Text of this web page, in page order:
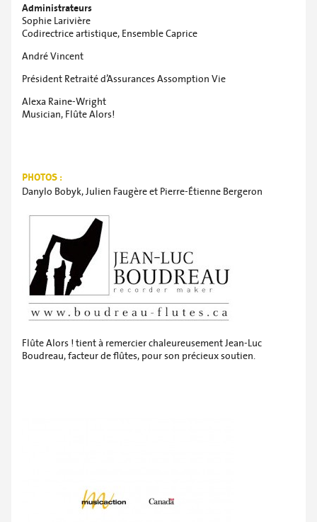
Administrateurs
Sophie Larivière
Codirectrice artistique, Ensemble Caprice
André Vincent
Président Retraité d’Assurances Assomption Vie
Alexa Raine-Wright
Musician, Flûte Alors!
PHOTOS :
Danylo Bobyk, Julien Faugère et Pierre-Étienne Bergeron
Flûte Alors ! tient à remercier chaleureusement Jean-Luc
Boudreau, facteur de flûtes, pour son précieux soutien.